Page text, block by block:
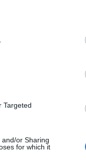
Targeted
or Sharing
for which it
elem
2014
2014